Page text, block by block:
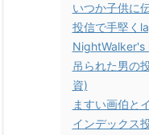
いつか子供に
投信で手堅く
吊られた男の
資)
ますい画伯と
インデックス